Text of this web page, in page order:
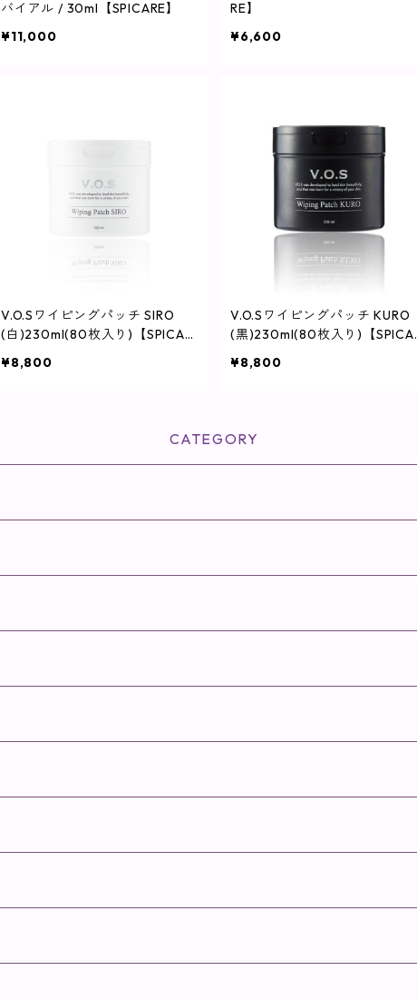
バイアル / 30ml【SPICARE】
¥11,000
RE】
¥6,600
V.O.Sワイピングパッチ SIRO
(白)230ml(80枚入り)【SPICAR
¥8,800
V.O.Sワイピングパッチ KURO
(黒)230ml(80枚入り)【
¥8,800
CATEGORY